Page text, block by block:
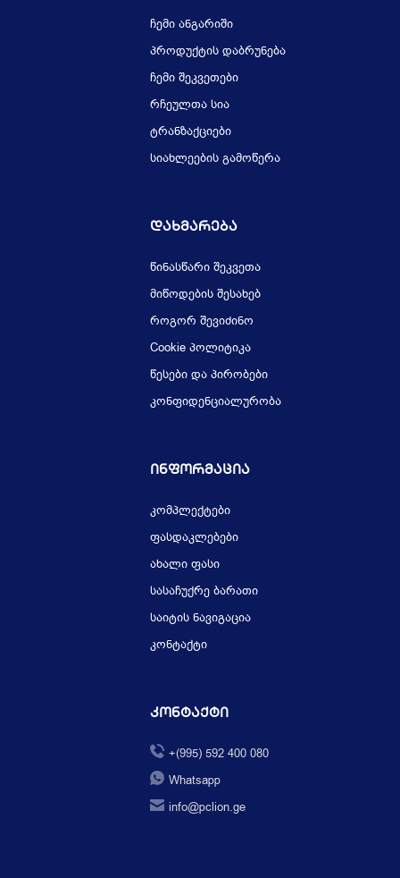
ჩემი ანგარიში
პროდუქტის დაბრუნება
ჩემი შეკვეთები
რჩეულთა სია
ტრანზაქციები
სიახლეების გამოწერა
Დახმარება
წინასწარი შეკვეთა
მიწოდების შესახებ
როგორ შევიძინო
Cookie პოლიტიკა
წესები და პირობები
კონფიდენციალურობა
Ინფორმაცია
კომპლექტები
ფასდაკლებები
ახალი ფასი
სასაჩუქრე ბარათი
საიტის ნავიგაცია
კონტაქტი
Კონტაქტი
+(995) 592 400 080
Whatsapp
info@pclion.ge